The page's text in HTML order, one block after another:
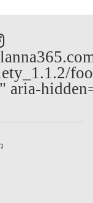
aria-